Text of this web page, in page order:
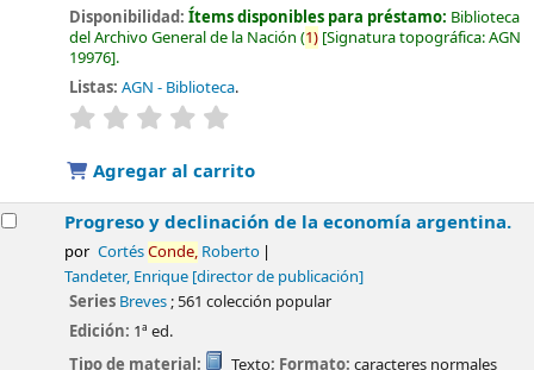
Disponibilidad:Ítems disponibles para préstamo: Biblioteca
del Archivo General de la Nación (1) Signatura topográfica:AGN
19976 .
Listas: AGN - Biblioteca.
valoración
Agregar al carrito
Progreso y declinación de la economía argentina.
por CortésConde,Roberto
Tandeter, Enrique [director de publicación]
Series Breves; 561 colección popular
Edición: 1ª ed.
Tipo de material:
Texto; Formato: caracteres normales